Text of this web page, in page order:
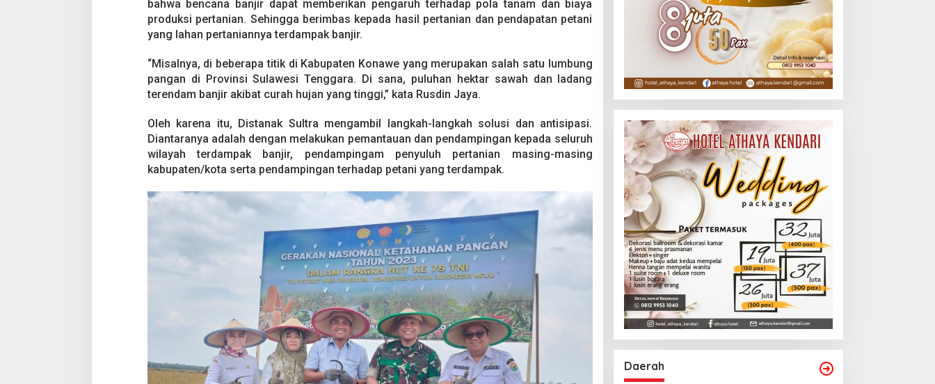
bahwa bencana banjir dapat memberikan pengaruh terhadap pola tanam dan biaya
produksi pertanian. Sehingga berimbas kepada hasil pertanian dan pendapatan petani
yang lahan pertaniannya terdampak banjir.
“Misalnya, di beberapa titik di Kabupaten Konawe yang merupakan salah satu lumbung
pangan di Provinsi Sulawesi Tenggara. Di sana, puluhan hektar sawah dan ladang
terendam banjir akibat curah hujan yang tinggi,” kata Rusdin Jaya.
Oleh karena itu, Distanak Sultra mengambil langkah-langkah solusi dan antisipasi.
Diantaranya adalah dengan melakukan pemantauan dan pendampingan kepada seluruh
wilayah terdampak banjir, pendampingam penyuluh pertanian masing-masing
kabupaten/kota serta pendampingan terhadap petani yang terdampak.
Daerah